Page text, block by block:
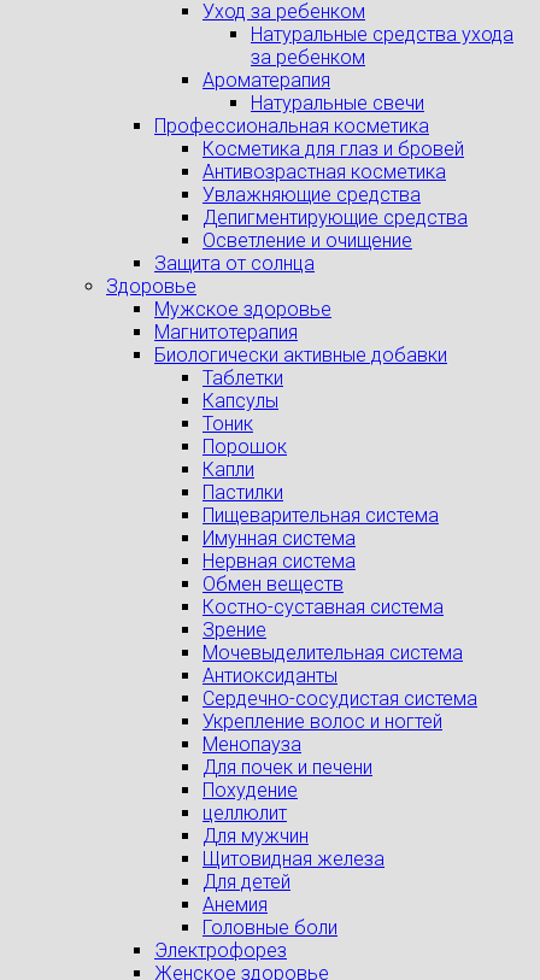
Уход за ребенком
Натуральные средства ухода
за ребенком
Ароматерапия
Натуральные свечи
Профессиональная косметика
Косметика для глаз и бровей
Антивозрастная косметика
Увлажняющие средства
Депигментирующие средства
Осветление и очищение
Защита от солнца
Здоровье
Мужское здоровье
Магнитотерапия
Биологически активные добавки
Таблетки
Капсулы
Тоник
Порошок
Капли
Пастилки
Пищеварительная система
Имунная система
Нервная система
Обмен веществ
Костно-суставная система
Зрение
Мочевыделительная система
Антиоксиданты
Сердечно-сосудистая система
Укрепление волос и ногтей
Менопауза
Для почек и печени
Похудение
целлюлит
Для мужчин
Щитовидная железа
Для детей
Анемия
Головные боли
Электрофорез
Женское здоровье